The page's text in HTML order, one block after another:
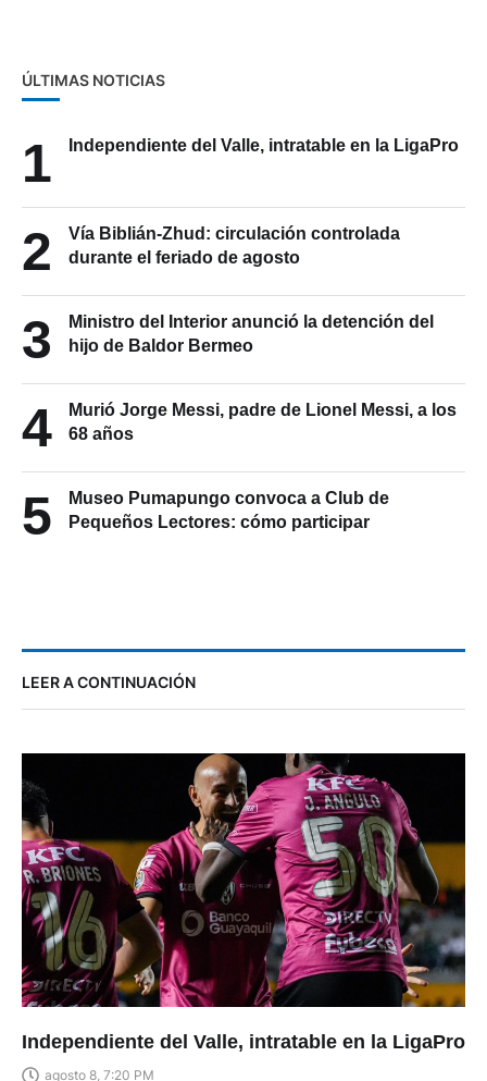
ÚLTIMAS NOTICIAS
1 Independiente del Valle, intratable en la LigaPro
2
Vía Biblián-Zhud: circulación controlada
durante el feriado de agosto
3
Ministro del Interior anunció la detención del
hijo de Baldor Bermeo
4
Murió Jorge Messi, padre de Lionel Messi, a los
68 años
5
Museo Pumapungo convoca a Club de
Pequeños Lectores: cómo participar
LEER A CONTINUACIÓN
Independiente del Valle, intratable en la LigaPro
agosto 8, 7:20 PM